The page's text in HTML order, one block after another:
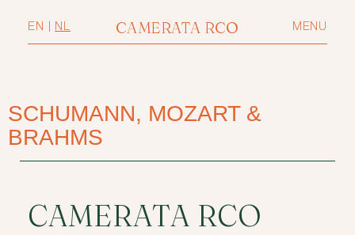
CAMERATA RCO
EN NL MENU
SCHUMANN, MOZART &
BRAHMS
CAMERATA RCO